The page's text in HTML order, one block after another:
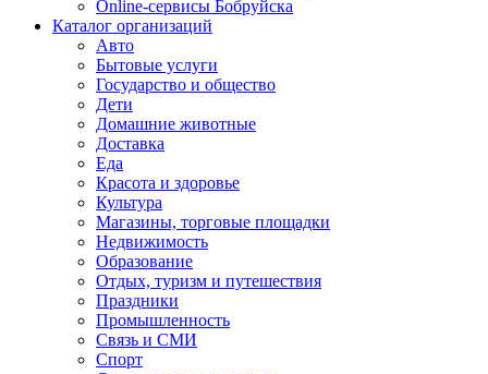
Online-сервисы Бобруйска
Каталог организаций
Авто
Бытовые услуги
Государство и общество
Дети
Домашние животные
Доставка
Еда
Красота и здоровье
Культура
Магазины, торговые площадки
Недвижимость
Образование
Отдых, туризм и путешествия
Праздники
Промышленность
Связь и СМИ
Спорт